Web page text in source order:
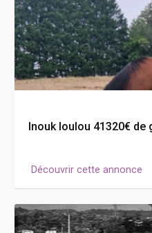
Inouk loulou 41320€
Découvrir cette annonce